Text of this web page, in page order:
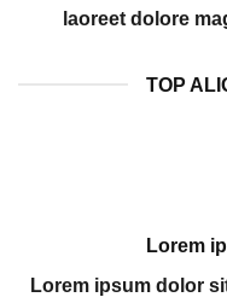
laoreet dolore
TOP
Lorem
Lorem ipsum dolor